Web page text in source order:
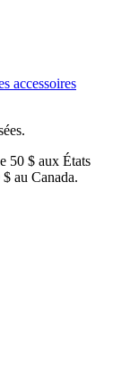
accessoires
50 $ aux États
au Canada.